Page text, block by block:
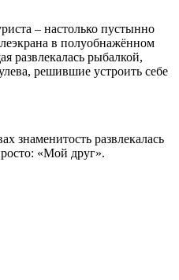
– настолько пустынно
в полуобнажённом
развлекалась рыбалкой,
решившие устроить себе
знаменитость развлекалась
«Мой друг».